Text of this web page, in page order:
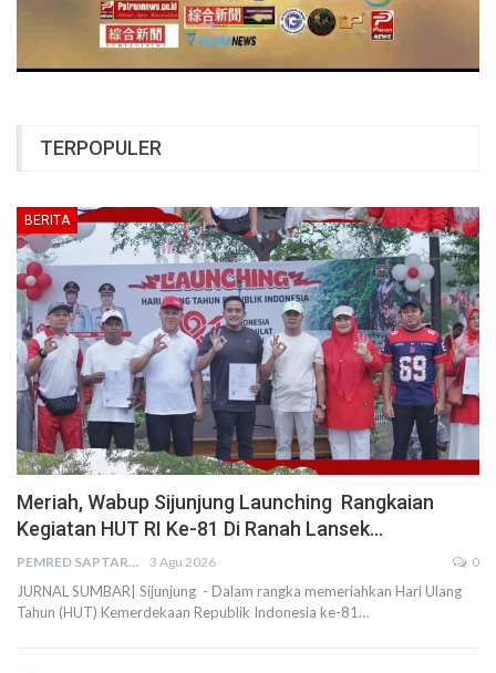
TERPOPULER
BERITA
Meriah, Wabup Sijunjung Launching Rangkaian
Kegiatan HUT RI Ke-81 Di Ranah Lansek…
PEMRED SAPTARIUS 3 Agu 2026 0
JURNAL SUMBAR| Sijunjung - Dalam rangka memeriahkan Hari Ulang
Tahun (HUT) Kemerdekaan Republik Indonesia ke-81…